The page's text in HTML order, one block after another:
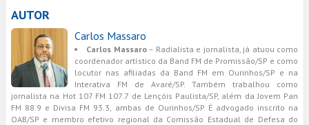
AUTOR
Carlos Massaro
Carlos Massaro– Radialista e jornalista, já atuou como
coordenador artístico da Band FM de Promissão/SP e como
locutor nas afiliadas da Band FM em Ourinhos/SP e na
Interativa FM de Avaré/SP. Também trabalhou como
jornalista na Hot 107 FM 107.7 de Lençóis Paulista/SP, além da Jovem Pan
FM 88.9 e Divisa FM 93.3, ambas de Ourinhos/SP. É advogado inscrito na
OAB/SP e membro efetivo regional da Comissão Estadual de Defesa do